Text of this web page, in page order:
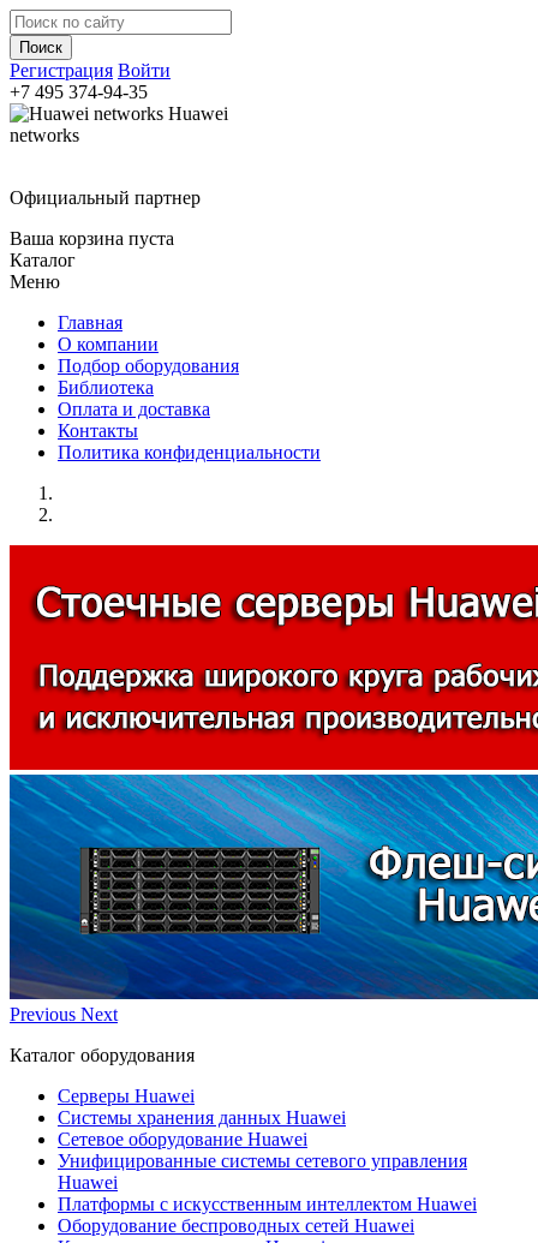
Регистрация Войти
+7 495 374-94-35
Huawei
networks
Официальный партнер
Ваша корзина пуста
Каталог
Меню
Главная
О компании
Подбор оборудования
Библиотека
Оплата и доставка
Контакты
Политика конфиденциальности
Previous Next
Каталог оборудования
Серверы Huawei
Системы хранения данных Huawei
Сетевое оборудование Huawei
Унифицированные системы сетевого управления
Huawei
Платформы с искусственным интеллектом Huawei
Оборудование беспроводных сетей Huawei